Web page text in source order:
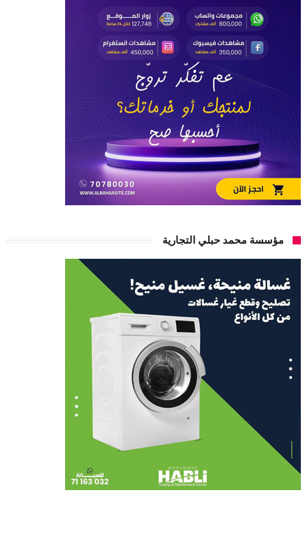
مؤسسة محمد حبلي التجارية